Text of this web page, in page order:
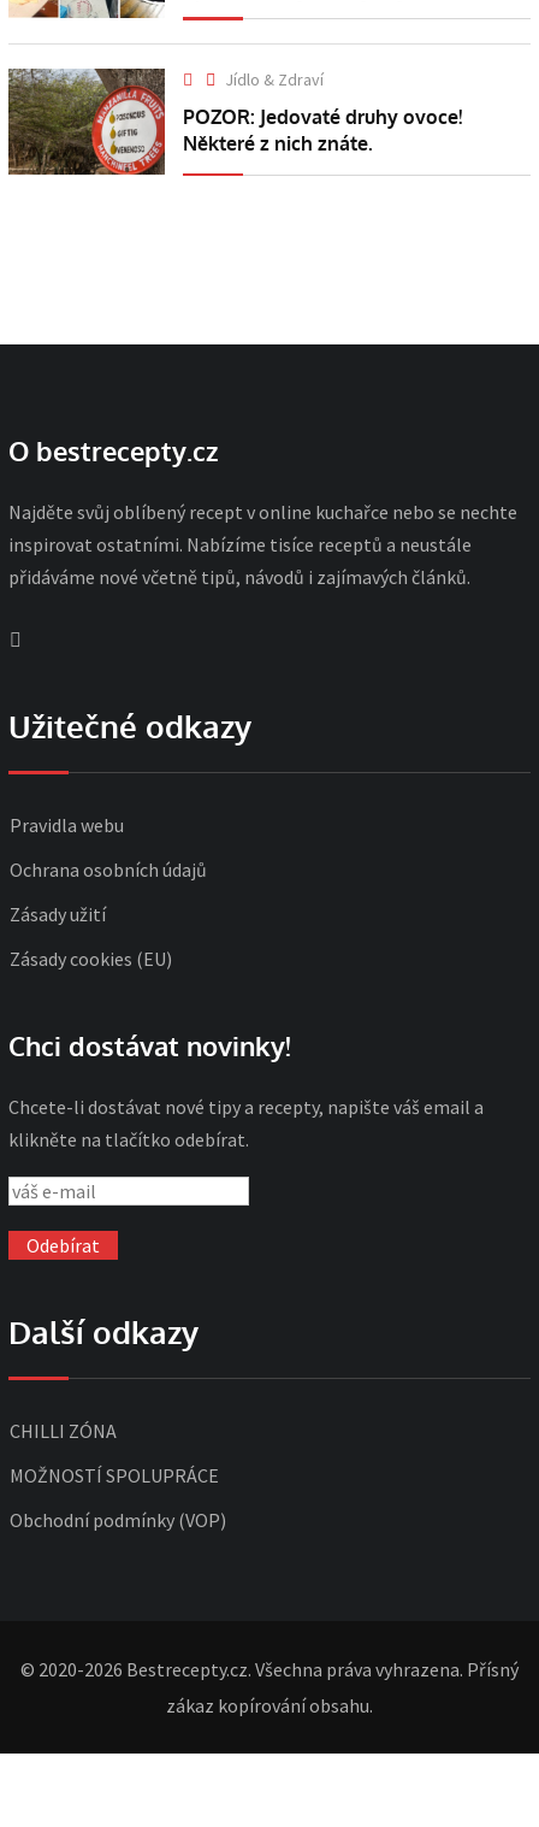
Jídlo & Zdraví
POZOR: Jedovaté druhy ovoce!
Některé z nich znáte.
O bestrecepty.cz
Najděte svůj oblíbený recept v online kuchařce nebo se nechte
inspirovat ostatními. Nabízíme tisíce receptů a neustále
přidáváme nové včetně tipů, návodů i zajímavých článků.
Užitečné odkazy
Pravidla webu
Ochrana osobních údajů
Zásady užití
Zásady cookies (EU)
Chci dostávat novinky!
Chcete-li dostávat nové tipy a recepty, napište váš email a
klikněte na tlačítko odebírat.
Další odkazy
CHILLI ZÓNA
MOŽNOSTÍ SPOLUPRÁCE
Obchodní podmínky (VOP)
© 2020-2026 Bestrecepty.cz. Všechna práva vyhrazena. Přísný
zákaz kopírování obsahu.